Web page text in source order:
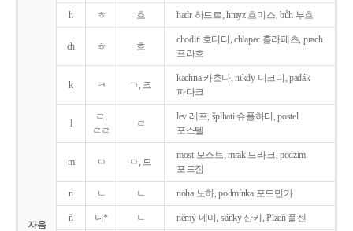
자음
h ㅎ 흐 hadr 하드르, hmyz 흐미스, bůh 부흐
ch ㅎ 흐
choditi 호디티, chlapec 흘라페츠, prach
프라흐
k ㅋ ㄱ, 크
kachna 카흐나, nikdy 니크디, padák
파다크
l
ㄹ,
ㄹㄹ
ㄹ
lev 레프, šplhati 슈플하티, postel
포스텔
m ㅁ ㅁ, 므
most 모스트, mrak 므라크, podzim
포드짐
n ㄴ ㄴ noha 노하, podmínka 포드민카
ň 니* ㄴ němý 네미, sáňky 산키, Plzeň 플젠